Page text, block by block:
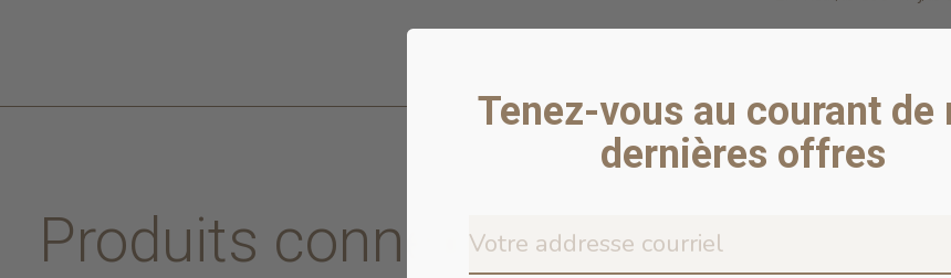
Produits connexes
Tenez-vous au courant de
dernières offres